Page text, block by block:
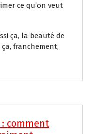
ce qu’on veut
ça, la beauté de
ça, franchement,
comment